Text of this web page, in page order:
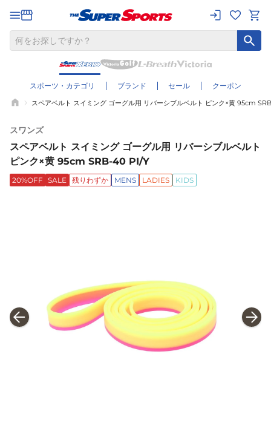
スポーツ・カテゴリ ブランド セール クーポン
スペアベルト スイミング ゴーグル用 リバーシブルベルト ピンク×黄 95cm
スワンズ
スペアベルト スイミング ゴーグル用 リバーシブルベルト
ピンク×黄 95cm SRB-40 PI/Y
20%OFF SALE 残りわずか MENS LADIES KIDS